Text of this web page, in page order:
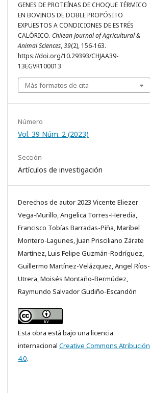
GENES DE PROTEÍNAS DE CHOQUE TÉRMICO
EN BOVINOS DE DOBLE PROPÓSITO
EXPUESTOS A CONDICIONES DE ESTRÉS
CALÓRICO. Chilean Journal of Agricultural &
Animal Sciences,39(2), 156-163.
https://doi.org/10.29393/CHJAA39-
13EGVR100013
Más formatos de cita
Número
Vol. 39 Núm. 2 (2023)
Sección
Artículos de investigación
Derechos de autor 2023 Vicente Eliezer
Vega-Murillo, Angelica Torres-Heredia,
Francisco Tobías Barradas-Piña, Maribel
Montero-Lagunes, Juan Prisciliano Zárate
Martínez, Luis Felipe Guzmán-Rodríguez,
Guillermo Martínez-Velázquez, Angel Ríos-
Utrera, Moisés Montaño-Bermúdez,
Raymundo Salvador Gudiño-Escandón
Esta obra está bajo una licencia
internacional Creative Commons Atribución
4.0.